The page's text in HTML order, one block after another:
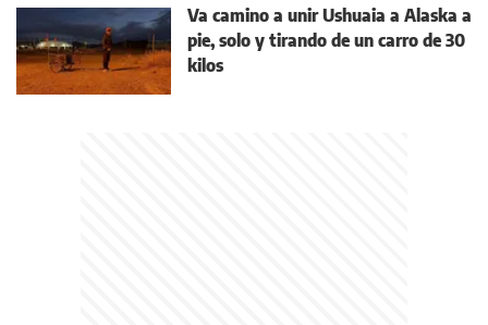
Va camino a unir Ushuaia a Alaska a
pie, solo y tirando de un carro de 30
kilos